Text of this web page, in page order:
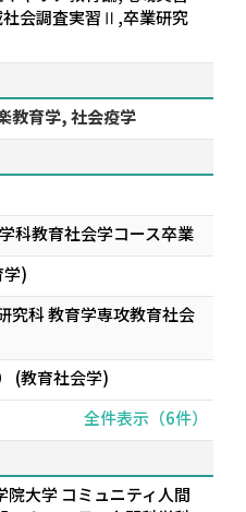
会調査実習Ⅱ,卒業研究
教育学, 社会疫学
科教育社会学コース卒業
学)
究科 教育学専攻教育社会
(教育社会学)
全件表示（6件）
院大学 コミュニティ人間